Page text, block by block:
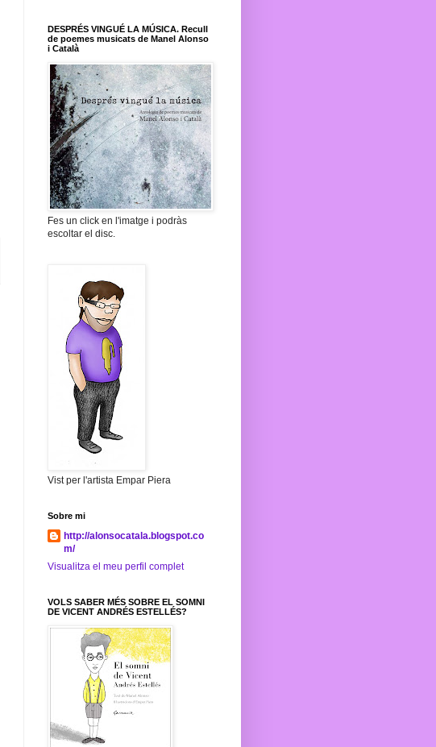
DESPRÉS VINGUÉ LA MÚSICA. Recull
de poemes musicats de Manel Alonso
i Català
Fes un click en l'imatge i podràs
escoltar el disc.
Vist per l'artista Empar Piera
Sobre mi
http://alonsocatala.blogspot.co
m/
Visualitza el meu perfil complet
VOLS SABER MÉS SOBRE EL SOMNI
DE VICENT ANDRÉS ESTELLÉS?